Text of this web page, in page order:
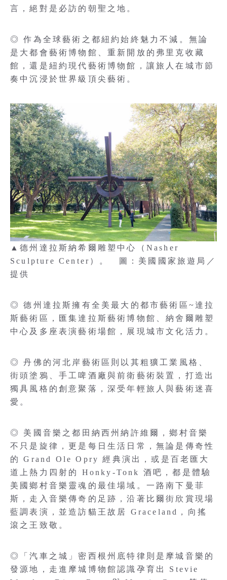
言，絕對是必訪的朝聖之地。
◎ 作為全球藝術之都紐約始終魅力不減。無論
是大都會藝術博物館、重新開放的弗里克收藏
館，還是紐約現代藝術博物館，讓旅人在城市節
奏中沉浸於世界級頂尖藝術。
▲德州達拉斯納希爾雕塑中心（Nasher
Sculpture Center）。 圖：美國國家旅遊局／
提供
◎ 德州達拉斯擁有全美最大的都市藝術區~達拉
斯藝術區，匯集達拉斯藝術博物館、納舍爾雕塑
中心及多座表演藝術場館，展現城市文化活力。
◎ 丹佛的河北岸藝術區則以其粗獷工業風格、
街頭塗鴉、手工啤酒廠與前衛藝術裝置，打造出
獨具風格的創意聚落，深受年輕旅人與藝術迷喜
愛。
◎ 美國音樂之都田納西州納許維爾，鄉村音樂
不只是旋律，更是每日生活日常，無論是傳奇性
的 Grand Ole Opry 經典演出，或是百老匯大
道上熱力四射的 Honky-Tonk 酒吧，都是體驗
美國鄉村音樂靈魂的最佳場域。一路南下曼菲
斯，走入音樂傳奇的足跡，沿著比爾街欣賞現場
藍調表演，並造訪貓王故居 Graceland，向搖
滾之王致敬。
◎「汽車之城」密西根州底特律則是摩城音樂的
發源地，走進摩城博物館認識孕育出 Stevie